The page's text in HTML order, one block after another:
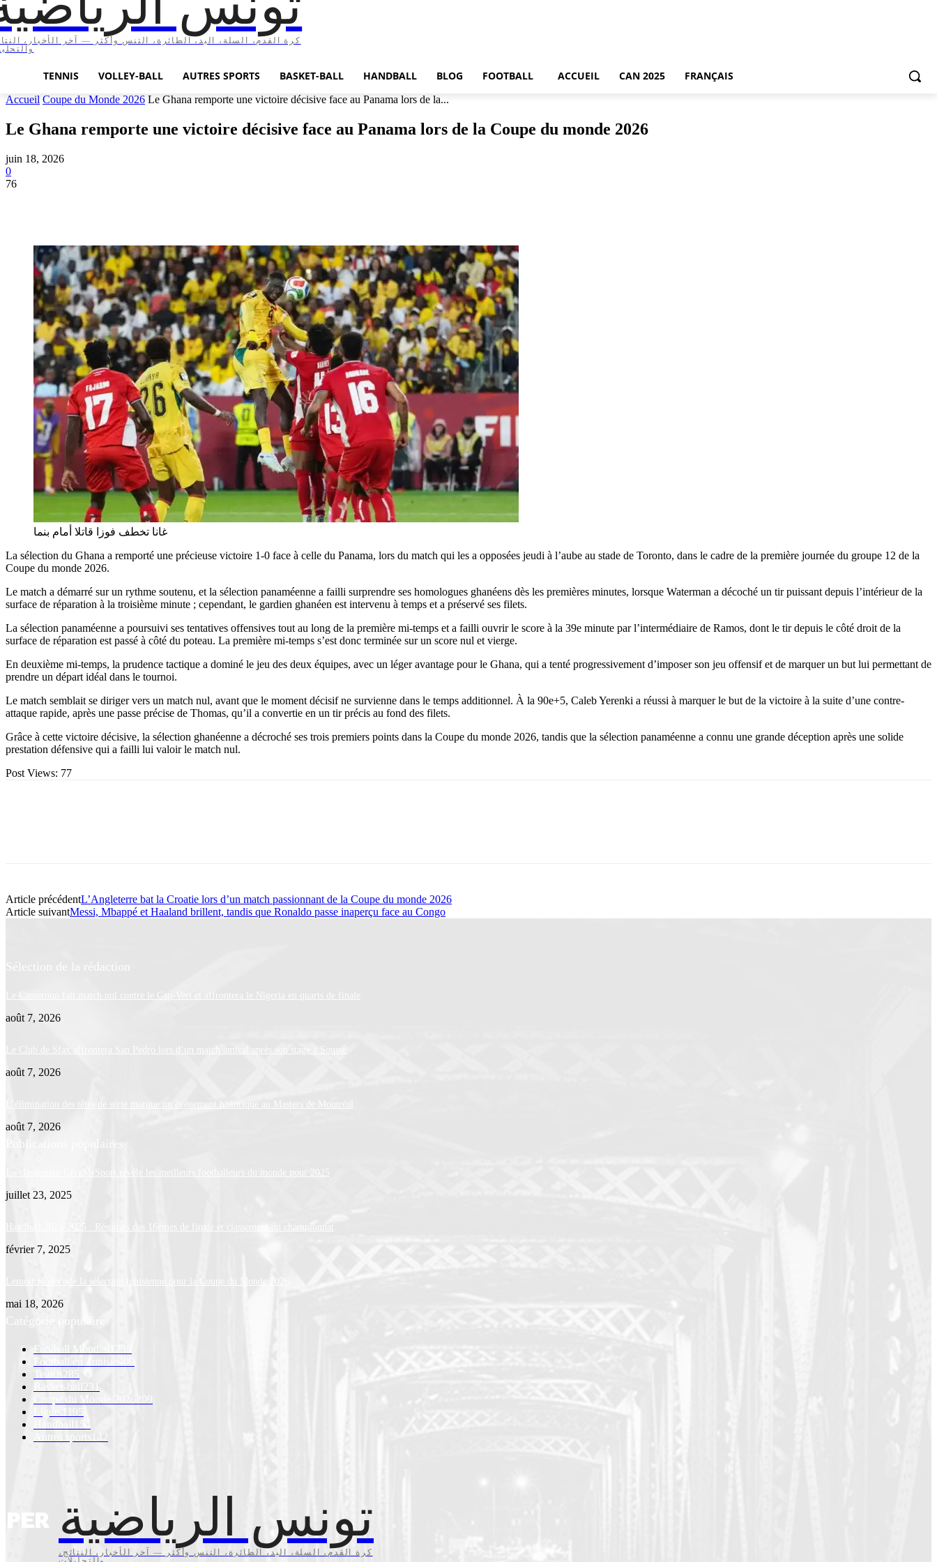
كرة القدم، السلة، اليد، الطائرة، التنس وأكثر — آخر الأخبار،
TENNIS VOLLEY-BALL AUTRES SPORTS BASKET-BALL HANDBALL BLOG FOOTBALL ACCUEIL CAN 2025 FRANÇAIS
Accueil Coupe du Monde 2026 Le Ghana remporte une victoire décisive face au Panama lors de la...
Le Ghana remporte une victoire décisive face au Panama lors de la Coupe du monde 2026
juin 18, 2026
0
76
غانا تخطف فوزا قاتلا أمام بنما
La sélection du Ghana a remporté une précieuse victoire 1-0 face à celle du Panama, lors du match qui les a opposées jeudi à l’aube au stade de Toronto, dans le cadre de la première journée du groupe 12 de la
Coupe du monde 2026.
Le match a démarré sur un rythme soutenu, et la sélection panaméenne a failli surprendre ses homologues ghanéens dès les premières minutes, lorsque Waterman a décoché un tir puissant depuis l’intérieur de la
surface de réparation à la troisième minute ; cependant, le gardien ghanéen est intervenu à temps et a préservé ses filets.
La sélection panaméenne a poursuivi ses tentatives offensives tout au long de la première mi-temps et a failli ouvrir le score à la 39e minute par l’intermédiaire de Ramos, dont le tir depuis le côté droit de la
surface de réparation est passé à côté du poteau. La première mi-temps s’est donc terminée sur un score nul et vierge.
En deuxième mi-temps, la prudence tactique a dominé le jeu des deux équipes, avec un léger avantage pour le Ghana, qui a tenté progressivement d’imposer son jeu offensif et de marquer un but lui permettant de
prendre un départ idéal dans le tournoi.
Le match semblait se diriger vers un match nul, avant que le moment décisif ne survienne dans le temps additionnel. À la 90e+5, Caleb Yerenki a réussi à marquer le but de la victoire à la suite d’une contre-
attaque rapide, après une passe précise de Thomas, qu’il a convertie en un tir précis au fond des filets.
Grâce à cette victoire décisive, la sélection ghanéenne a décroché ses trois premiers points dans la Coupe du monde 2026, tandis que la sélection panaméenne a connu une grande déception après une solide
prestation défensive qui a failli lui valoir le match nul.
Post Views: 77
Article précédentL’Angleterre bat la Croatie lors d’un match passionnant de la Coupe du monde 2026
Article suivantMessi, Mbappé et Haaland brillent, tandis que Ronaldo passe inaperçu face au Congo
Sélection de la rédaction
Le Cameroun fait match nul contre le Cap-Vert et affrontera le Nigeria en quarts de finale
août 7, 2026
Le Club de Sfax affrontera San Pedro lors d’un match amical après son stage à Sousse
août 7, 2026
L’élimination des têtes de série marque un événement historique au Masters de Montréal
août 7, 2026
Publications populaires
Le classement GiveMeSport révèle les meilleurs footballeurs du monde pour 2025
juillet 23, 2025
Handball 2024-2025 : Résultats des 16èmes de finale et classement du championnat
février 7, 2025
Lemouchi dévoile la sélection tunisienne pour la Coupe du Monde 2026
mai 18, 2026
Catégorie populaire
Football Mondial
Football en Tunisie
Basket-ball
Coupe du Monde 2026
195
154
Autres sports 142
تونس الرياضية
كرة القدم، السلة، اليد، الطائرة، التنس وأكثر — آخر الأخبار، النتائج،